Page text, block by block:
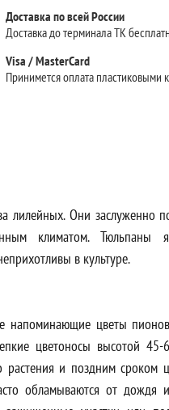
Доставка по всей России
Доставка до терминала ТК
Visa / MasterCard
Принимется оплата пластиковыми
лилейных. Они заслуженно
климатом. Тюльпаны
в культуре.
цветы
цветоносы высотой
и поздним сроком
обламываются от дождя